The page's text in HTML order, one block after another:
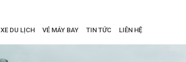
XE DU LỊCH VÉ MÁY BAY TIN TỨC LIÊN HỆ